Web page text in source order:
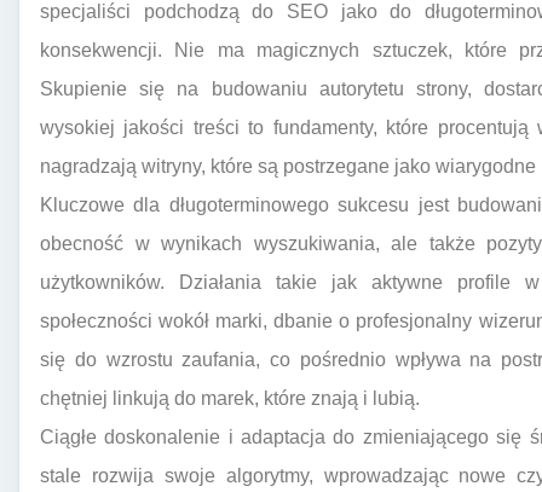
specjaliści podchodzą do SEO jako do
konsekwencji. Nie ma magicznych sztuczek, które
Skupienie się na budowaniu autorytetu strony,
wysokiej jakości treści to fundamenty, które procentują
nagradzają witryny, które są postrzegane jako wiarygodne
Kluczowe dla długoterminowego sukcesu jest
obecność w wynikach wyszukiwania, ale także
użytkowników. Działania takie jak aktywne profile
społeczności wokół marki, dbanie o profesjonalny
się do wzrostu zaufania, co pośrednio wpływa na
chętniej linkują do marek, które znają i lubią.
Ciągłe doskonalenie i adaptacja do zmieniającego się
stale rozwija swoje algorytmy, wprowadzając nowe